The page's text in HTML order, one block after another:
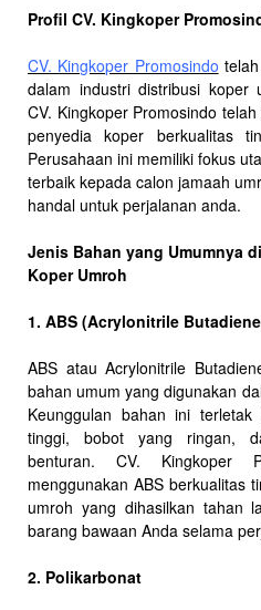
Profil CV. Kingkoper
CV. Kingkoper Promosindo
dalam industri distribusi koper
CV. Kingkoper Promosindo
penyedia koper berkualitas
Perusahaan ini memiliki fokus
terbaik kepada calon jamaah
handal untuk perjalanan anda.
Jenis Bahan yang Umumnya
Koper Umroh
1. ABS (Acrylonitrile
ABS atau Acrylonitrile
bahan umum yang digunakan
Keunggulan bahan ini
tinggi, bobot yang ringan,
benturan. CV. Kingkoper
menggunakan ABS berkualitas
umroh yang dihasilkan tahan
barang bawaan Anda selama
2. Polikarbonat